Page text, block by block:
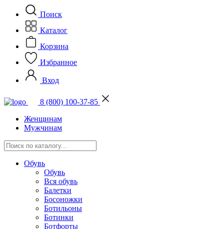
Поиск
Каталог
Корзина
Избранное
Вход
8 (800) 100-37-85
Женщинам
Мужчинам
Обувь
Обувь
Вся обувь
Балетки
Босоножки
Ботильоны
Ботинки
Ботфорты